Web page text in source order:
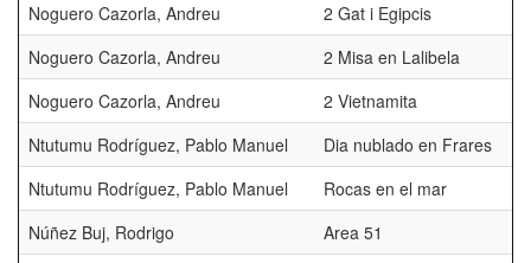
Noguero Cazorla, Andreu
2 Gat i Egipcis
Noguero Cazorla, Andreu
2 Misa en Lalibela
Noguero Cazorla, Andreu
2 Vietnamita
Ntutumu Rodríguez, Pablo Manuel
Dia nublado en Frares
Ntutumu Rodríguez, Pablo Manuel
Rocas en el mar
Núñez Buj, Rodrigo
Area 51